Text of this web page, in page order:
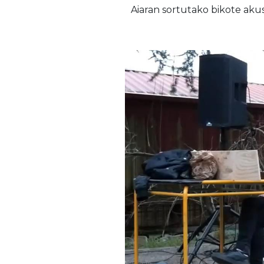
Aiaran sortutako bikote